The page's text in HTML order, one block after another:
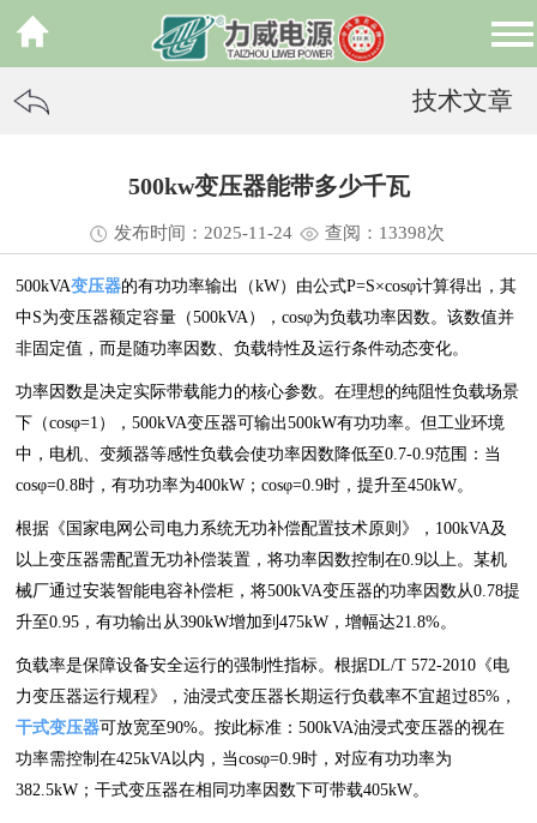
技术文章
500kw变压器能带多少千瓦
发布时间：2025-11-24 查阅：13398次
500kVA变压器的有功功率输出（kW）由公式P=S×cosφ计算得出，其
中S为变压器额定容量（500kVA），cosφ为负载功率因数。该数值并
非固定值，而是随功率因数、负载特性及运行条件动态变化。
功率因数是决定实际带载能力的核心参数。在理想的纯阻性负载场景
下（cosφ=1），500kVA变压器可输出500kW有功功率。但工业环境
中，电机、变频器等感性负载会使功率因数降低至0.7-0.9范围：当
cosφ=0.8时，有功功率为400kW；cosφ=0.9时，提升至450kW。
根据《国家电网公司电力系统无功补偿配置技术原则》，100kVA及
以上变压器需配置无功补偿装置，将功率因数控制在0.9以上。某机
械厂通过安装智能电容补偿柜，将500kVA变压器的功率因数从0.78提
升至0.95，有功输出从390kW增加到475kW，增幅达21.8%。
负载率是保障设备安全运行的强制性指标。根据DL/T 572-2010《电
力变压器运行规程》，油浸式变压器长期运行负载率不宜超过85%，
干式变压器可放宽至90%。按此标准：500kVA油浸式变压器的视在
功率需控制在425kVA以内，当cosφ=0.9时，对应有功功率为
382.5kW；干式变压器在相同功率因数下可带载405kW。